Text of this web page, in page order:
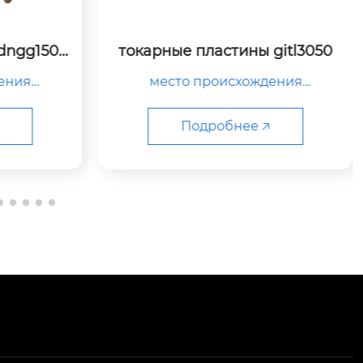
токарные пластины gitl3050
место происхождения
gi...
Подробнее 🡥